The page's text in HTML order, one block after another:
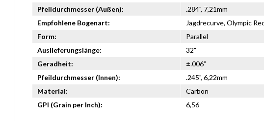
Pfeildurchmesser (Außen):
.284", 7,21mm
Empfohlene Bogenart:
Jagdrecurve, Olympic
Form:
Parallel
Auslieferungslänge:
32"
Geradheit:
±.006”
Pfeildurchmesser (Innen):
.245", 6,22mm
Material:
Carbon
GPI (Grain per Inch):
6,56